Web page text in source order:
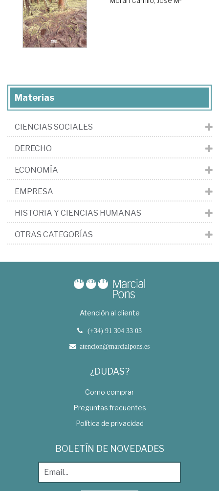
Materias
CIENCIAS SOCIALES
DERECHO
ECONOMÍA
EMPRESA
HISTORIA Y CIENCIAS HUMANAS
OTRAS CATEGORÍAS
Atención al cliente
(+34) 91 304 33 03
atencion@marcialpons.es
¿DUDAS?
Como comprar
Preguntas frecuentes
Política de privacidad
BOLETÍN DE NOVEDADES